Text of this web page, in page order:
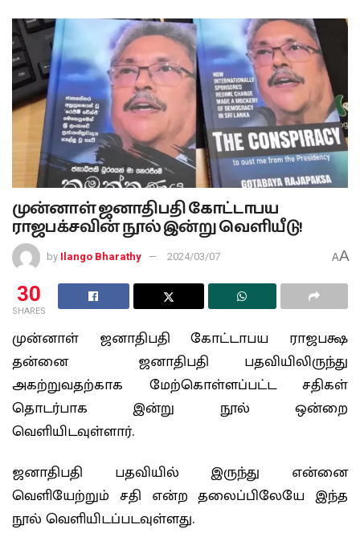
முன்னாள் ஜனாதிபதி கோட்டாபய
ராஜபக்சவின் நூல் இன்று வெளியீடு!
by Ilango Bharathy 2024/03/07 AA
30
SHARES
முன்னாள் ஜனாதிபதி கோட்டாபய ராஜபக்ஷ
தன்னை ஜனாதிபதி பதவியிலிருந்து
அகற்றுவதற்காக மேற்கொள்ளப்பட்ட சதிகள்
தொடர்பாக இன்று நூல் ஒன்றை
வெளியிடவுள்ளார்.
ஜனாதிபதி பதவியில் இருந்து என்னை
வெளியேற்றும் சதி என்ற தலைப்பிலேயே இந்த
நூல் வெளியிடப்படவுள்ளது.